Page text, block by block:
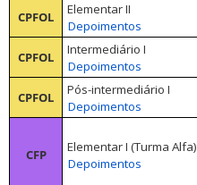
CPFOL
Elementar II
Depoimentos
CPFOL
Intermediário I
Depoimentos
CPFOL
Pós-intermediário I
Depoimentos
CFP
Elementar I (Turma Alfa)
Depoimentos